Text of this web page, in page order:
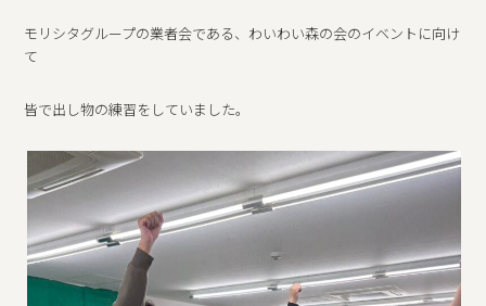
モリシタグループの業者会である、わいわい森の会のイベントに向け
て
皆で出し物の練習をしていました。